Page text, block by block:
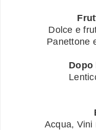
Dolce e
Panettone
Dopo
Acqua, Vini